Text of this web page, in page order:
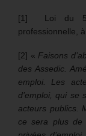
[1] Loi du 5
professionnelle,
[2] « Faisons
des Assedic.
emploi. Les
d’emploi, qui se
acteurs publics.
ce sera plus de